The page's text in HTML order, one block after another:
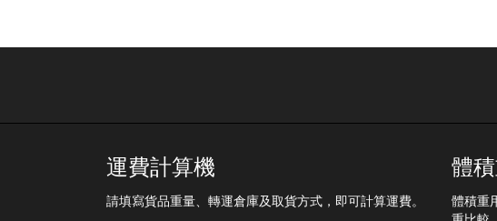
運費計算機
請填寫貨品重量、轉運倉庫及取貨方式，即可計算運費。
體
體積重